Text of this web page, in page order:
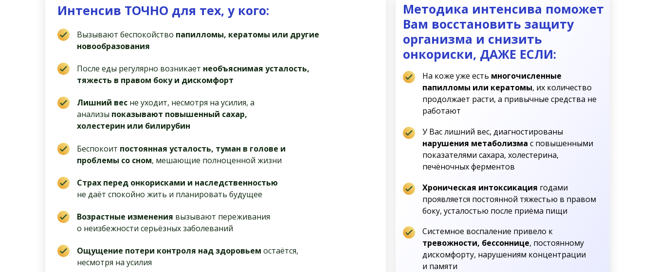
Методика интенсива поможет
Вам восстановить защиту
организма и снизить
онкориски, ДАЖЕ ЕСЛИ:
На коже уже есть многочисленные
папилломы или кератомы, их количество
продолжает расти, а привычные средства не
работают
У Вас лишний вес, диагностированы
нарушения метаболизма с повышенными
показателями сахара, холестерина,
печёночных ферментов
Хроническая интоксикация годами
проявляется постоянной тяжестью в правом
боку, усталостью после приёма пищи
Системное воспаление привело к
тревожности, бессоннице, постоянному
дискомфорту, нарушениям концентрации
и памяти
Интенсив ТОЧНО для тех, у кого:
Вызывают беспокойство папилломы, кератомы или другие
новообразования
После еды регулярно возникает необъяснимая усталость,
тяжесть в правом боку и дискомфорт
Лишний вес не уходит, несмотря на усилия, а
анализы показывают повышенный сахар,
холестерин или билирубин
Беспокоит постоянная усталость, туман в голове и
проблемы со сном, мешающие полноценной жизни
Страх перед онкорисками и наследственностью
не даёт спокойно жить и планировать будущее
Возрастные изменения вызывают переживания
о неизбежности серьёзных заболеваний
Ощущение потери контроля над здоровьем остаётся,
несмотря на усилия